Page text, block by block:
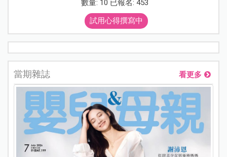
數量: 10 已報名: 453
試用心得撰寫中
當期雜誌 看更多